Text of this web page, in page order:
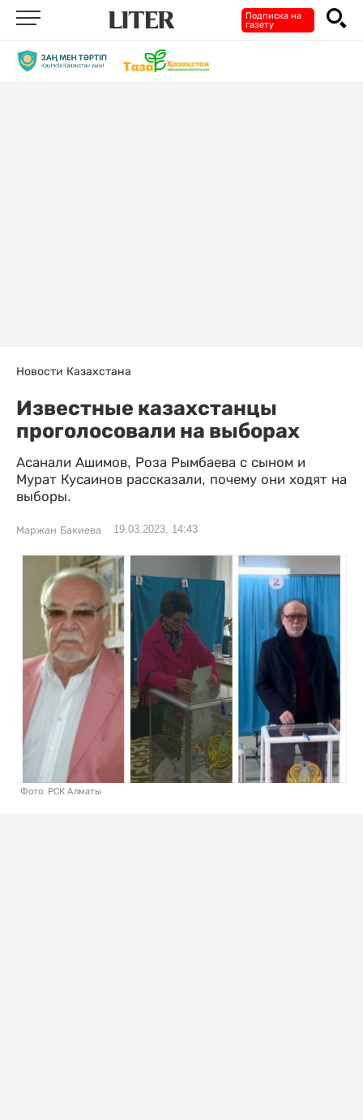
Подписка на
газету
Новости Казахстана
Известные казахстанцы
проголосовали на выборах
Асанали Ашимов, Роза Рымбаева с сыном и
Мурат Кусаинов рассказали, почему они ходят на
выборы.
Маржан Бакиева 19.03.2023, 14:43
Фото: РСК Алматы